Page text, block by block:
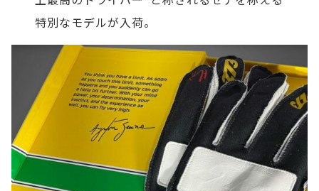
特別なモデルが入荷。